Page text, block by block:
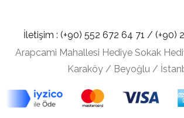
İletişim : (+90) 552 672 64 71 / (+90)
Arapcami Mahallesi Hediye Sokak
Karaköy / Beyoğlu /